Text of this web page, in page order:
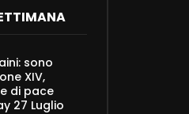
sono
XIV,
di pace
27 Luglio